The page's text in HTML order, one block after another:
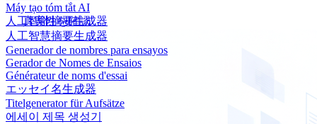
Máy tạo tóm tắt AI
人工智能摘要生成器
人工智慧摘要生成器
Generador de nombres para ensayos
Gerador de Nomes de Ensaios
Générateur de noms d'essai
エッセイ名生成器
Titelgenerator für Aufsätze
에세이 제목 생성기
真実性を確認